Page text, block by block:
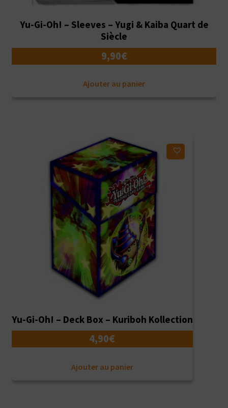
Yu-Gi-Oh! – Sleeves – Yugi & Kaiba Quart de
Siècle
9,90€
Ajouter au panier
Yu-Gi-Oh! – Deck Box – Kuriboh Kollection
4,90€
Ajouter au panier
Ajouter à ma liste d'envies